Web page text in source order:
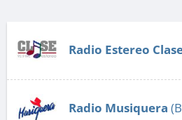
Radio Estereo
Radio Musiquera